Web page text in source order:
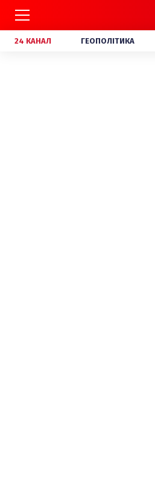
24 КАНАЛ ГЕОПОЛІТИКА